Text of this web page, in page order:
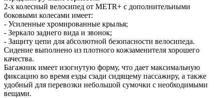
2-х колесный велосипед от METR+ с дополнительными
боковыми колесами имеет:
- Усиленные хромированные крылья;
- Зеркало заднего вида и звонок;
- Защиту цепи для абсолютной безопасности велосипеда.
Сидение выполнено из плотного кожзаменителя хорошего
качества.
Багажник имеет изогнутую форму, что дает максимальную
фиксацию во время езды сзади сидящему пассажиру, а также
удобный для перевозки небольшой сумочки с необходимыми
вещами.